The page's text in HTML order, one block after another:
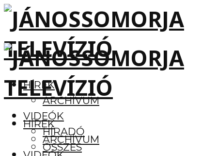
HÍREK
ARCHÍVUM
VIDEÓK
HÍRADÓ
ÖSSZES
HÍREK
ARCHÍVUM